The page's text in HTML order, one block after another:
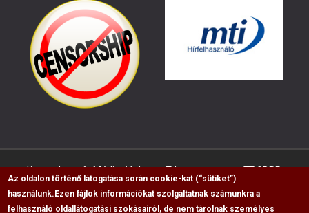
Kapcsolat Médiaajánlat Impresszum GDPR
Az oldalon történő látogatása során cookie-kat (“sütiket”)
használunk. Ezen fájlok információkat szolgáltatnak számunkra a
felhasználó oldallátogatási szokásairól, de nem tárolnak személyes